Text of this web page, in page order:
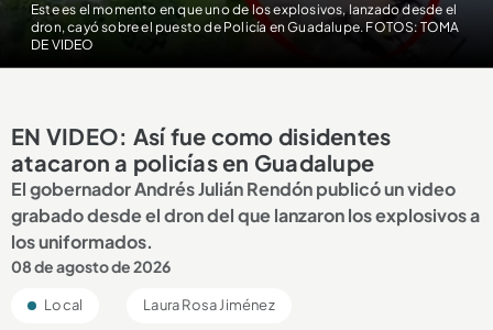
Este es el momento en que uno de los explosivos, lanzado desde el
dron, cayó sobre el puesto de Policía en Guadalupe. FOTOS: TOMA
DE VIDEO
EN VIDEO: Así fue como disidentes
atacaron a policías en Guadalupe
El gobernador Andrés Julián Rendón publicó un video
grabado desde el dron del que lanzaron los explosivos a
los uniformados.
08 de agosto de 2026
Local Laura Rosa Jiménez